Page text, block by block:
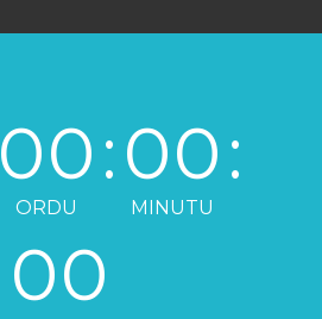
00
ORDU
:00
MINUTU
:
00